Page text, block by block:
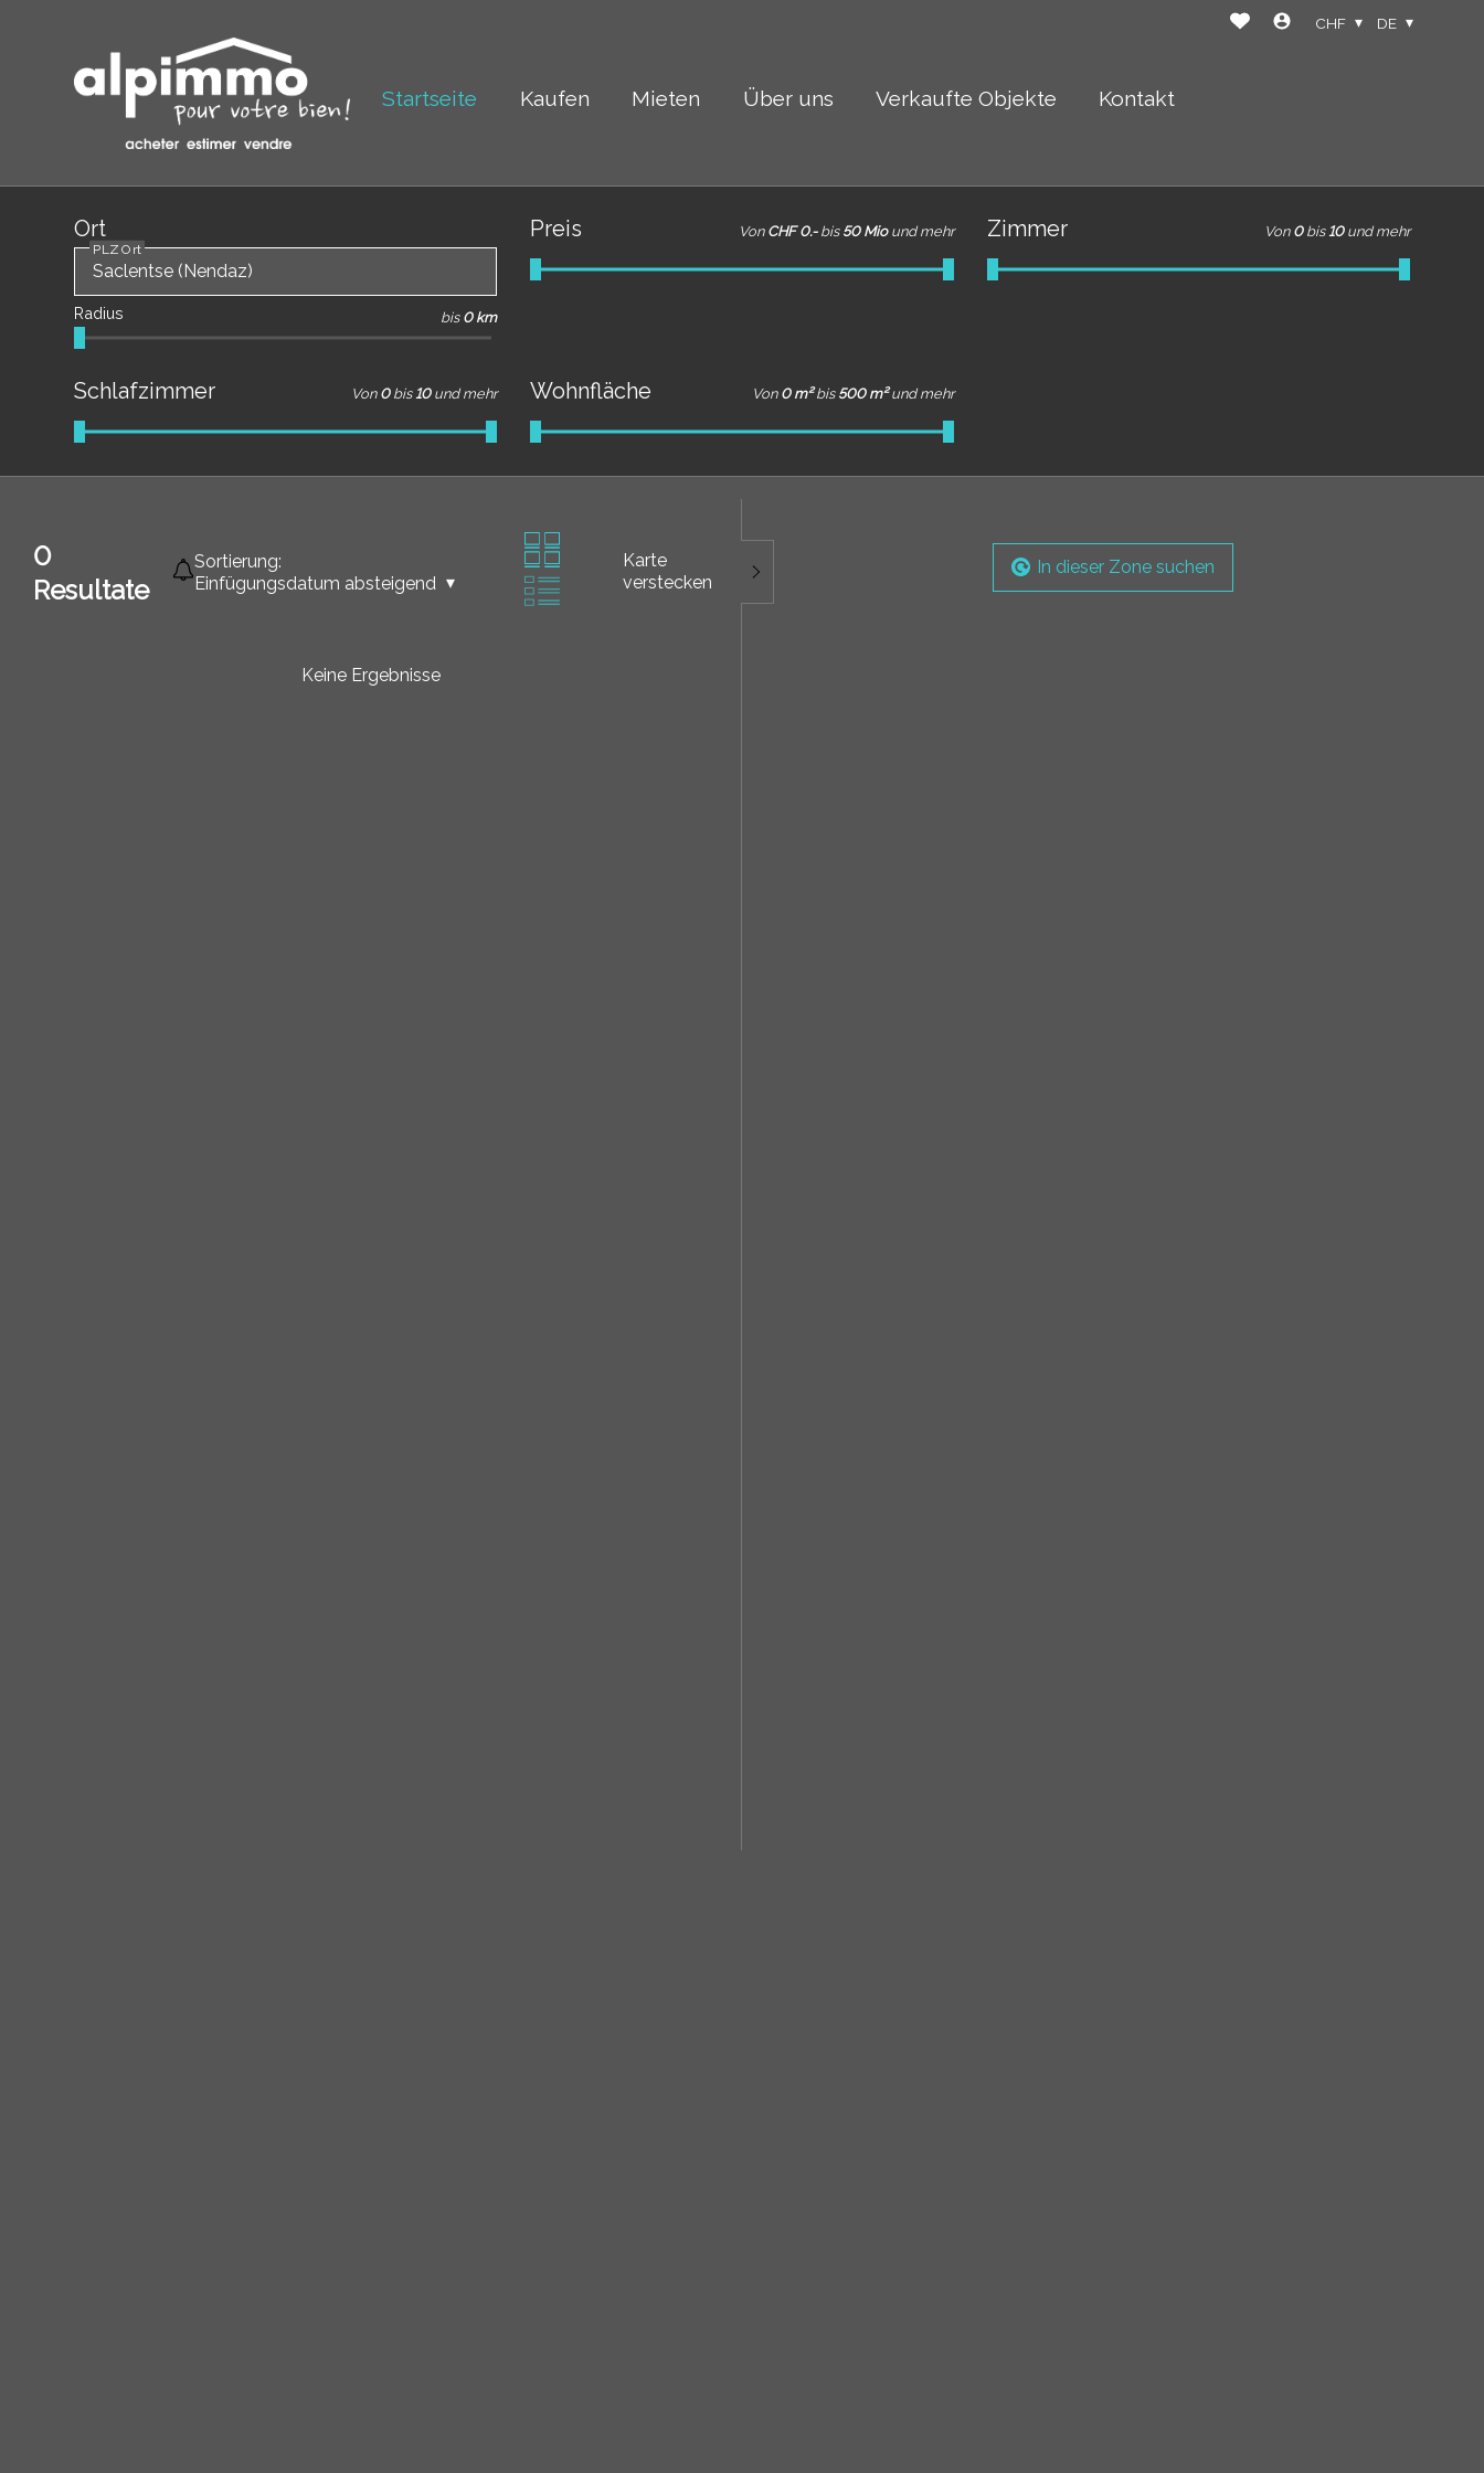
Startseite Kaufen Mieten Über uns Verkaufte Objekte Kontakt
CHF DE
Ort
PLZ Ort
Radius bis 0 km
Preis Von CHF 0.- bis 50 Mio und mehr Zimmer Von 0 bis 10 und mehr
Schlafzimmer Von 0 bis 10 und mehr Wohnfläche Von 0 m² bis 500 m² und mehr
0
Resultate
Sortierung:
Einfügungsdatum absteigend
Karte
verstecken
Keine Ergebnisse
In dieser Zone suchen